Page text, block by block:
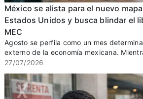
México se alista para el nuevo
Estados Unidos y busca blindar el
MEC
Agosto se perfila como un mes
externo de la economía mexicana.
27/07/2026